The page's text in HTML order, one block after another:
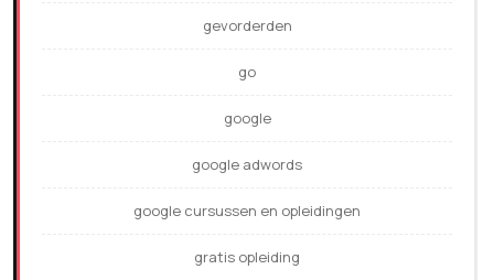
gevorderden
go
google
google adwords
google cursussen en opleidingen
gratis opleiding